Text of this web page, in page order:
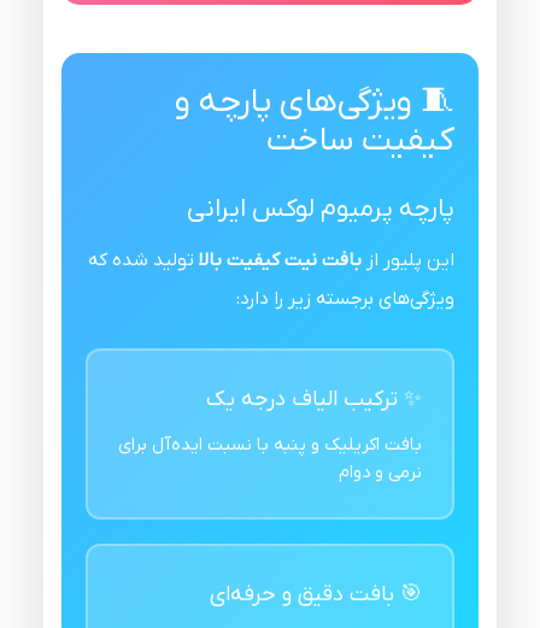
🧵 ویژگی‌های پارچه و
کیفیت ساخت
پارچه پرمیوم لوکس ایرانی
این پلیور از بافت نیت کیفیت بالا تولید شده که
ویژگی‌های برجسته زیر را دارد:
✨ ترکیب الیاف درجه یک
بافت اکریلیک و پنبه با نسبت ایده‌آل برای
نرمی و دوام
🎯 بافت دقیق و حرفه‌ای